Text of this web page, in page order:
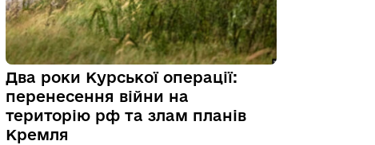
Два роки Курської операції:
перенесення війни на
територію рф та злам планів
Кремля